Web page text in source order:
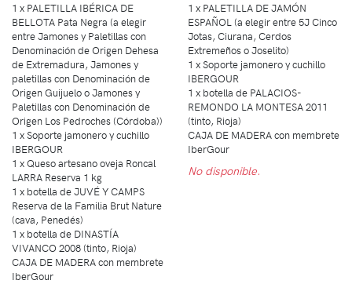
1 x PALETILLA IBÉRICA DE
BELLOTA Pata Negra (a elegir
entre Jamones y Paletillas con
Denominación de Origen Dehesa
de Extremadura, Jamones y
paletillas con Denominación de
Origen Guijuelo o Jamones y
Paletillas con Denominación de
Origen Los Pedroches (Córdoba))
1 x Soporte jamonero y cuchillo
IBERGOUR
1 x Queso artesano oveja Roncal
LARRA Reserva 1 kg
1 x botella de JUVÉ Y CAMPS
Reserva de la Familia Brut Nature
(cava, Penedés)
1 x botella de DINASTÍA
VIVANCO 2008 (tinto, Rioja)
CAJA DE MADERA con membrete
IberGour
1 x PALETILLA DE JAMÓN
ESPAÑOL (a elegir entre 5J Cinco
Jotas, Ciurana, Cerdos
Extremeños o Joselito)
1 x Soporte jamonero y cuchillo
IBERGOUR
1 x botella de PALACIOS-
REMONDO LA MONTESA 2011
(tinto, Rioja)
CAJA DE MADERA con membrete
IberGour
No disponible.